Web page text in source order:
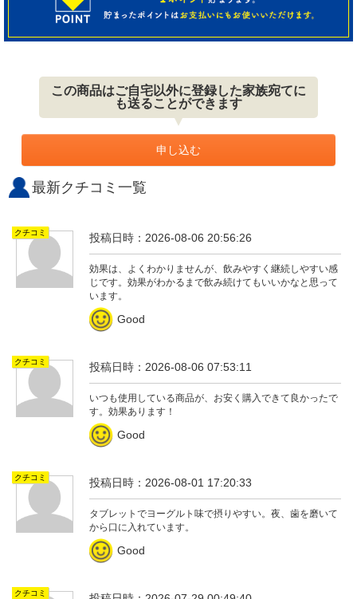
この商品はご自宅以外に登録した家族宛てに
も送ることができます
申し込む
最新クチコミ一覧
クチコミ 投稿日時：2026-08-06 20:56:26
効果は、よくわかりませんが、飲みやすく継続しやすい感
じです。効果がわかるまで飲み続けてもいいかなと思って
います。
Good
クチコミ 投稿日時：2026-08-06 07:53:11
いつも使用している商品が、お安く購入できて良かったで
す。効果あります！
Good
クチコミ 投稿日時：2026-08-01 17:20:33
タブレットでヨーグルト味で摂りやすい。夜、歯を磨いて
から口に入れています。
Good
クチコミ